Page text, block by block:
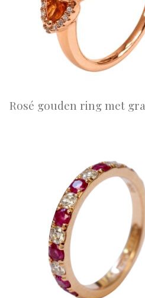
Rosé gouden ring met